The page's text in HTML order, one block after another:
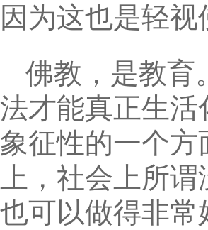
因为这也是轻
佛教，是教育
法才能真正生
象征性的一个
上，社会上所
也可以做得非常